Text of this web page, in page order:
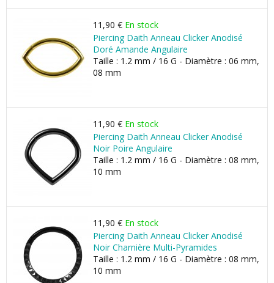
11,90 € En stock
Piercing Daith Anneau Clicker Anodisé
Doré Amande Angulaire
Taille : 1.2 mm / 16 G - Diamètre : 06 mm,
08 mm
11,90 € En stock
Piercing Daith Anneau Clicker Anodisé
Noir Poire Angulaire
Taille : 1.2 mm / 16 G - Diamètre : 08 mm,
10 mm
11,90 € En stock
Piercing Daith Anneau Clicker Anodisé
Noir Charnière Multi-Pyramides
Taille : 1.2 mm / 16 G - Diamètre : 08 mm,
10 mm